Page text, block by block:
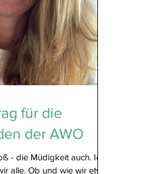
für die
der AWO
- die Müdigkeit auch. Ich
alle. Ob und wie wir etwas